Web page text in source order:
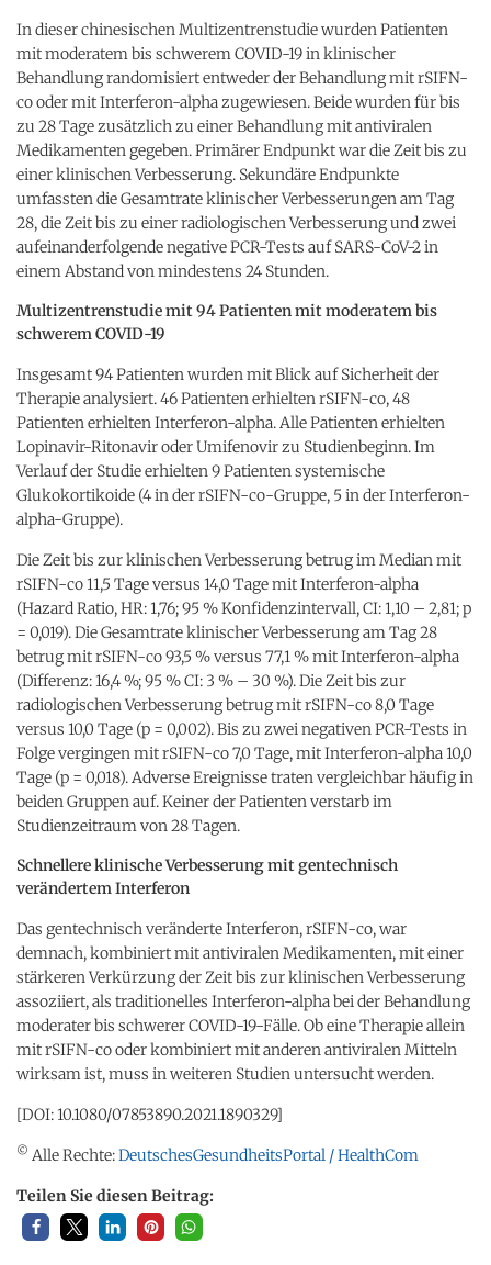
In dieser chinesischen Multizentrenstudie wurden Patienten
mit moderatem bis schwerem COVID-19 in klinischer
Behandlung randomisiert entweder der Behandlung mit rSIFN-
co oder mit Interferon-alpha zugewiesen. Beide wurden für bis
zu 28 Tage zusätzlich zu einer Behandlung mit antiviralen
Medikamenten gegeben. Primärer Endpunkt war die Zeit bis zu
einer klinischen Verbesserung. Sekundäre Endpunkte
umfassten die Gesamtrate klinischer Verbesserungen am Tag
28, die Zeit bis zu einer radiologischen Verbesserung und zwei
aufeinanderfolgende negative PCR-Tests auf SARS-CoV-2 in
einem Abstand von mindestens 24 Stunden.
Multizentrenstudie mit 94 Patienten mit moderatem bis
schwerem COVID-19
Insgesamt 94 Patienten wurden mit Blick auf Sicherheit der
Therapie analysiert. 46 Patienten erhielten rSIFN-co, 48
Patienten erhielten Interferon-alpha. Alle Patienten erhielten
Lopinavir-Ritonavir oder Umifenovir zu Studienbeginn. Im
Verlauf der Studie erhielten 9 Patienten systemische
Glukokortikoide (4 in der rSIFN-co-Gruppe, 5 in der Interferon-
alpha-Gruppe).
Die Zeit bis zur klinischen Verbesserung betrug im Median mit
rSIFN-co 11,5 Tage versus 14,0 Tage mit Interferon-alpha
(Hazard Ratio, HR: 1,76; 95 % Konfidenzintervall, CI: 1,10 – 2,81; p
= 0,019). Die Gesamtrate klinischer Verbesserung am Tag 28
betrug mit rSIFN-co 93,5 % versus 77,1 % mit Interferon-alpha
(Differenz: 16,4 %; 95 % CI: 3 % – 30 %). Die Zeit bis zur
radiologischen Verbesserung betrug mit rSIFN-co 8,0 Tage
versus 10,0 Tage (p = 0,002). Bis zu zwei negativen PCR-Tests in
Folge vergingen mit rSIFN-co 7,0 Tage, mit Interferon-alpha 10,0
Tage (p = 0,018). Adverse Ereignisse traten vergleichbar häufig in
beiden Gruppen auf. Keiner der Patienten verstarb im
Studienzeitraum von 28 Tagen.
Schnellere klinische Verbesserung mit gentechnisch
verändertem Interferon
Das gentechnisch veränderte Interferon, rSIFN-co, war
demnach, kombiniert mit antiviralen Medikamenten, mit einer
stärkeren Verkürzung der Zeit bis zur klinischen Verbesserung
assoziiert, als traditionelles Interferon-alpha bei der Behandlung
moderater bis schwerer COVID-19-Fälle. Ob eine Therapie allein
mit rSIFN-co oder kombiniert mit anderen antiviralen Mitteln
wirksam ist, muss in weiteren Studien untersucht werden.
[DOI: 10.1080/07853890.2021.1890329]
© Alle Rechte:DeutschesGesundheitsPortal / HealthCom
Teilen Sie diesen Beitrag: